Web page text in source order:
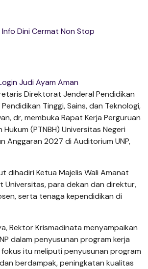
Info Dini Cermat Non Stop
Judi Ayam Aman
Direktorat Jenderal Pendidikan
Tinggi, Sains, dan Teknologi,
dr, membuka Rapat Kerja Perguruan
Hukum (PTNBH) Universitas Negeri
Anggaran 2027 di Auditorium UNP,
dihadiri Ketua Majelis Wali Amanat
Universitas, para dekan dan direktur,
serta tenaga kependidikan di
Rektor Krismadinata menyampaikan
dalam penyusunan program kerja
itu meliputi penyusunan program
berdampak, peningkatan kualitas